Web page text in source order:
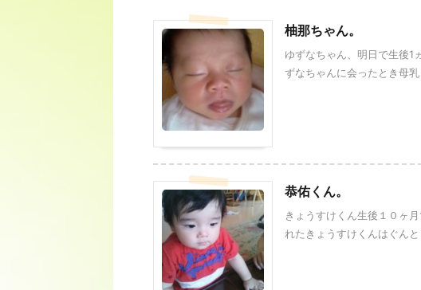
柚那ちゃん。
ゆずなちゃん、明日で生後1
ずなちゃんに会ったとき母
恭佑くん。
きょうすけくん生後１０ヶ
れたきょうすけくんはぐん